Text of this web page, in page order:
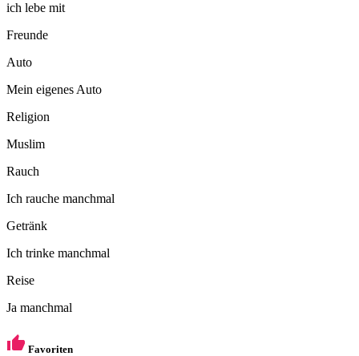
ich lebe mit
Freunde
Auto
Mein eigenes Auto
Religion
Muslim
Rauch
Ich rauche manchmal
Getränk
Ich trinke manchmal
Reise
Ja manchmal
Favoriten